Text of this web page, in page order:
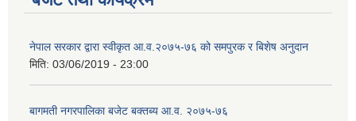
नेपाल सरकार द्वारा स्वीकृत आ.व.२०७५-७६ को समपुरक र बिशेष अनुदान
मिति: 03/06/2019 - 23:00
बागमती नगरपालिका बजेट बक्तब्य आ.व. २०७५-७६